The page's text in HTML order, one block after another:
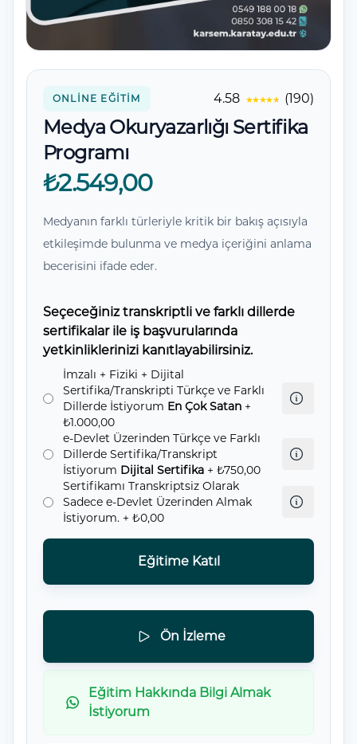
Yorumlar
ONLINE EĞITIM 4.58 (190)
Medya Okuryazarlığı Sertifika
Programı
₺2.549,00
Medyanın farklı türleriyle kritik bir bakış açısıyla
etkileşimde bulunma ve medya içeriğini anlama
becerisini ifade eder.
Seçeceğiniz transkriptli ve farklı dillerde
sertifikalar ile iş başvurularında
yetkinliklerinizi kanıtlayabilirsiniz.
İmzalı + Fiziki + Dijital
Sertifika/Transkripti Türkçe ve Farklı
Dillerde İstiyorum En Çok Satan +
₺1.000,00
e-Devlet Üzerinden Türkçe ve Farklı
Dillerde Sertifika/Transkript
İstiyorum Dijital Sertifika + ₺750,00
Sertifikamı Transkriptsiz Olarak
Sadece e-Devlet Üzerinden Almak
İstiyorum. + ₺0,00
Eğitime Katıl
Ön İzleme
Eğitim Hakkında Bilgi Almak
İstiyorum